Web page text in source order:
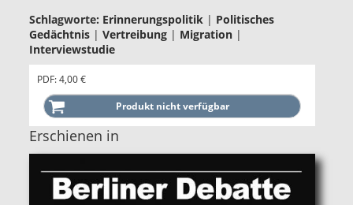
Schlagworte: Erinnerungspolitik | Politisches
Gedächtnis | Vertreibung | Migration |
Interviewstudie
PDF: 4,00 €
Erschienen in